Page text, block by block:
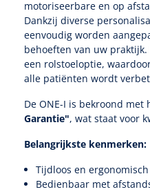
motoriseerbare en op
Dankzij diverse
eenvoudig worden
behoeften van uw
een rolstoeloptie,
alle patiënten wordt
De ONE-I is bekroond met
Garantie", wat staat voor
Belangrijkste kenmerken:
Tijdloos en
Bedienbaar met